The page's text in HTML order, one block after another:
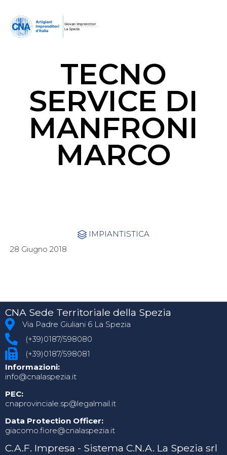
TECNO
SERVICE DI
MANFRONI
MARCO
 Category
IMPIANTISTICA
28 Giugno 2018
CNA Sede Territoriale della Spezia
Via Padre Giuliani 6 La Spezia
(+39)0187/598080
(+39)0187/598081
Informazioni:
info@cnalaspezia.it
PEC:
cnaprovinciale.sp@legalmail.it
Data Protection Officer:
giacomo.fiore@cnalaspezia.it
C.A.F. Impresa - Sistema C.N.A. La Spezia srl